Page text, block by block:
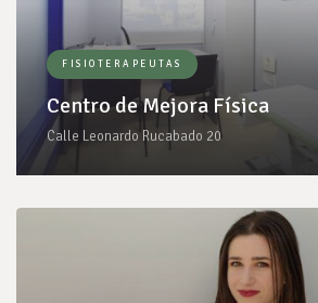
FISIOTERAPEUTAS
Centro de Mejora Física
Calle Leonardo Rucabado 20